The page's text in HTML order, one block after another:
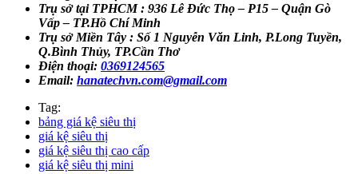
Trụ sở tại TPHCM : 936 Lê Đức Thọ – P15 – Quận Gò
Vấp – TP.Hồ Chí Minh
Trụ sở Miền Tây : Số 1 Nguyễn Văn Linh, P.Long Tuyền,
Q.Bình Thủy, TP.Cần Thơ
Điện thoại: 0369124565
Email: hanatechvn.com@gmail.com
Tag:
bảng giá kệ siêu thị
giá kệ siêu thị
giá kệ siêu thị cao cấp
giá kệ siêu thị mini